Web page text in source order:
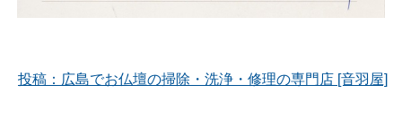
投稿：広島でお仏壇の掃除・洗浄・修理の専門店 [音羽屋]